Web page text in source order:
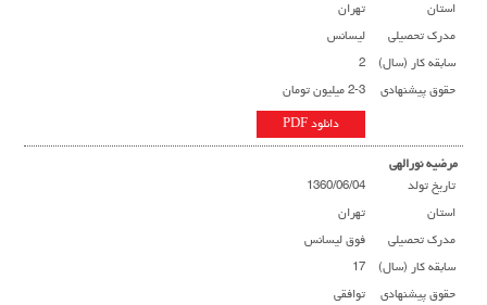
استان
تهران
مدرک تحصیلی
لیسانس
سابقه کار (سال)
2
حقوق پیشنهادی
2-3 میلیون تومان
دانلود PDF
مرضیه نورالهی
تاریخ تولد
1360/06/04
استان
تهران
مدرک تحصیلی
فوق لیسانس
سابقه کار (سال)
17
حقوق پیشنهادی
توافقی